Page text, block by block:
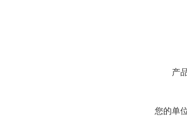
产
您的单